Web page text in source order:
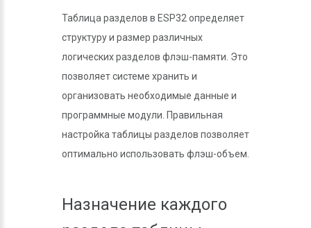
Таблица разделов в ESP32 определяет
структуру и размер различных
логических разделов флэш-памяти. Это
позволяет системе хранить и
организовать необходимые данные и
программные модули. Правильная
настройка таблицы разделов позволяет
оптимально использовать флэш-объем.
Назначение каждого